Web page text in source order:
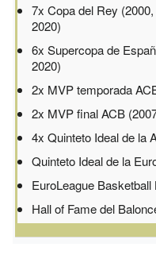
7x Copa del Rey
2020)
6x Supercopa de
2020)
2x MVP temporada
2x MVP final ACB
4x Quinteto Ideal de la
Quinteto Ideal de la
EuroLeague
Hall of Fame del